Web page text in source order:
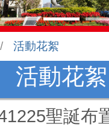
活動花絮
活動花絮
聖誕布